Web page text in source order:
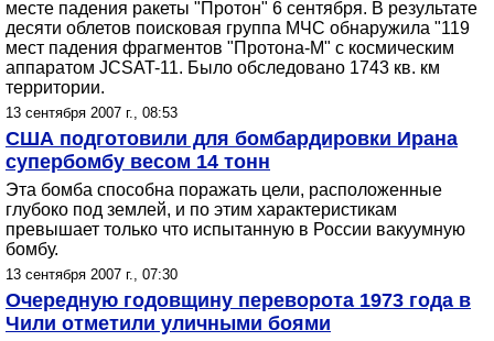
месте падения ракеты "Протон" 6 сентября. В результате
десяти облетов поисковая группа МЧС обнаружила "119
мест падения фрагментов "Протона-М" с космическим
аппаратом JCSAT-11. Было обследовано 1743 кв. км
территории.
13 сентября 2007 г., 08:53
США подготовили для бомбардировки Ирана
супербомбу весом 14 тонн
Эта бомба способна поражать цели, расположенные
глубоко под землей, и по этим характеристикам
превышает только что испытанную в России вакуумную
бомбу.
13 сентября 2007 г., 07:30
Очередную годовщину переворота 1973 года в
Чили отметили уличными боями